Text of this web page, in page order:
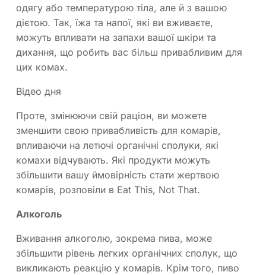
одягу або температурою тіла, але й з вашою
дієтою. Так, їжа та напої, які ви вживаєте,
можуть впливати на запахи вашої шкіри та
дихання, що робить вас більш привабливим для
цих комах.
Відео дня
Проте, змінюючи свій раціон, ви можете
зменшити свою привабливість для комарів,
впливаючи на летючі органічні сполуки, які
комахи відчувають. Які продукти можуть
збільшити вашу ймовірність стати жертвою
комарів, розповіли в Eat This, Not That.
Алкоголь
Вживання алкоголю, зокрема пива, може
збільшити рівень легких органічних сполук, що
викликають реакцію у комарів. Крім того, пиво